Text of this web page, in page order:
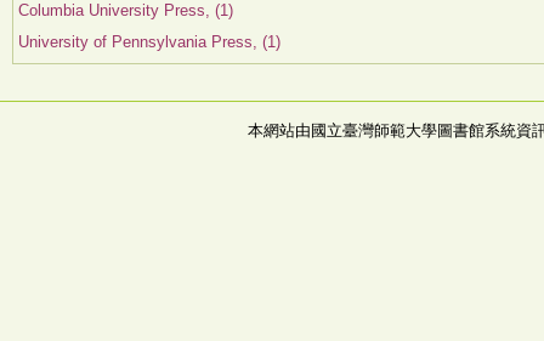
Columbia University Press, (1)
University of Pennsylvania Press, (1)
本網站由國立臺灣師範大學圖書館系統資